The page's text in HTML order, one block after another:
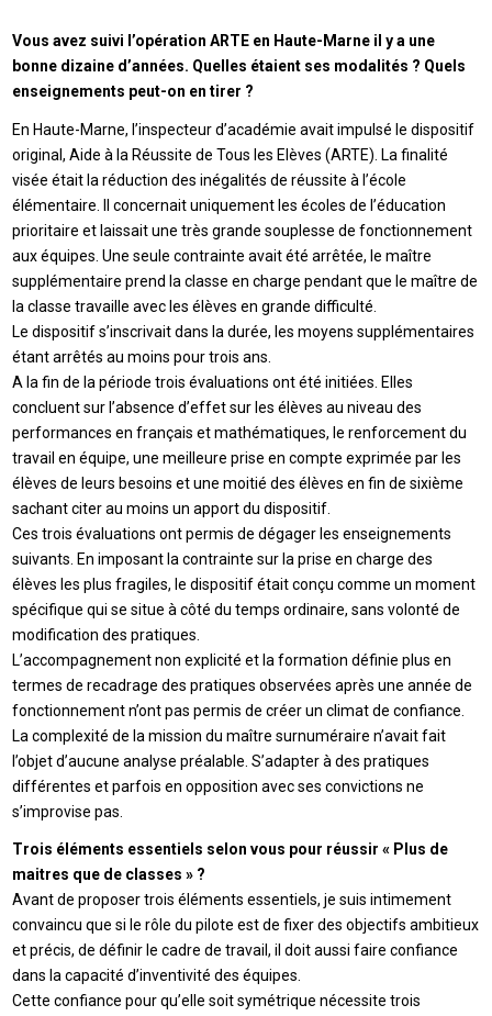
Vous avez suivi l’opération ARTE en Haute-Marne il y a une
bonne dizaine d’années. Quelles étaient ses modalités ? Quels
enseignements peut-on en tirer ?
En Haute-Marne, l’inspecteur d’académie avait impulsé le dispositif
original, Aide à la Réussite de Tous les Elèves (ARTE). La finalité
visée était la réduction des inégalités de réussite à l’école
élémentaire. Il concernait uniquement les écoles de l’éducation
prioritaire et laissait une très grande souplesse de fonctionnement
aux équipes. Une seule contrainte avait été arrêtée, le maître
supplémentaire prend la classe en charge pendant que le maître de
la classe travaille avec les élèves en grande difficulté.
Le dispositif s’inscrivait dans la durée, les moyens supplémentaires
étant arrêtés au moins pour trois ans.
A la fin de la période trois évaluations ont été initiées. Elles
concluent sur l’absence d’effet sur les élèves au niveau des
performances en français et mathématiques, le renforcement du
travail en équipe, une meilleure prise en compte exprimée par les
élèves de leurs besoins et une moitié des élèves en fin de sixième
sachant citer au moins un apport du dispositif.
Ces trois évaluations ont permis de dégager les enseignements
suivants. En imposant la contrainte sur la prise en charge des
élèves les plus fragiles, le dispositif était conçu comme un moment
spécifique qui se situe à côté du temps ordinaire, sans volonté de
modification des pratiques.
L’accompagnement non explicité et la formation définie plus en
termes de recadrage des pratiques observées après une année de
fonctionnement n’ont pas permis de créer un climat de confiance.
La complexité de la mission du maître surnuméraire n’avait fait
l’objet d’aucune analyse préalable. S’adapter à des pratiques
différentes et parfois en opposition avec ses convictions ne
s’improvise pas.
Trois éléments essentiels selon vous pour réussir « Plus de
maitres que de classes » ?
Avant de proposer trois éléments essentiels, je suis intimement
convaincu que si le rôle du pilote est de fixer des objectifs ambitieux
et précis, de définir le cadre de travail, il doit aussi faire confiance
dans la capacité d’inventivité des équipes.
Cette confiance pour qu’elle soit symétrique nécessite trois